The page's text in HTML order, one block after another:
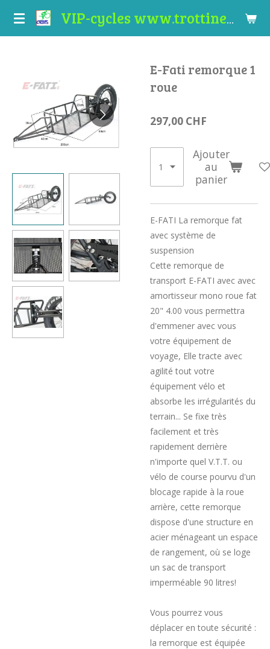
Passer
VIP-cycles www.trottinettes-valais.ch
E-Fati remorque 1
roue
297,00 CHF
Ajouter
au
panier
E-FATI La remorque fat
avec système de
suspension
Cette remorque de
transport E-FATI avec avec
amortisseur mono roue fat
20" 4.00 vous permettra
d'emmener avec vous
votre équipement de
voyage, Elle tracte avec
agilité tout votre
équipement vélo et
absorbe les irrégularités du
terrain... Se fixe très
facilement et très
rapidement derrière
n'importe quel V.T.T. ou
vélo de course pourvu d'un
blocage rapide à la roue
arrière, cette remorque
dispose d'une structure en
acier ménageant un espace
de rangement, où se loge
un sac de transport
imperméable 90 litres!
Vous pourrez vous
déplacer en toute sécurité :
la remorque est équipée